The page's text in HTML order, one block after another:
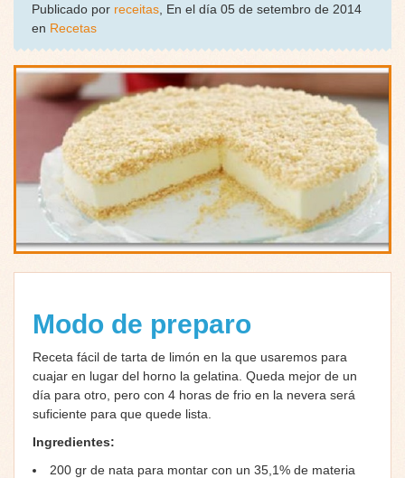
Publicado por receitas, En el día 05 de setembro de 2014
en Recetas
Modo de preparo
Receta fácil de tarta de limón en la que usaremos para
cuajar en lugar del horno la gelatina. Queda mejor de un
día para otro, pero con 4 horas de frio en la nevera será
suficiente para que quede lista.
Ingredientes:
200 gr de nata para montar con un 35,1% de materia